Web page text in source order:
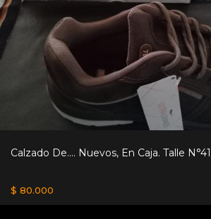
Calzado De.... Nuevos, En Caja. Talle
$ 80.000